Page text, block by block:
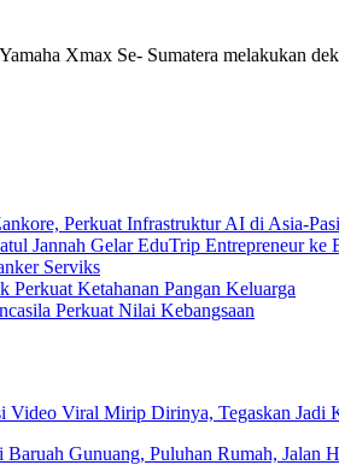
Xmax Se- Sumatera melakukan
Perkuat Infrastruktur AI di Asia-
Jannah Gelar EduTrip Entrepreneur ke
Serviks
Ketahanan Pangan Keluarga
Perkuat Nilai Kebangsaan
Viral Mirip Dirinya, Tegaskan Jadi
Gunuang, Puluhan Rumah, Jalan